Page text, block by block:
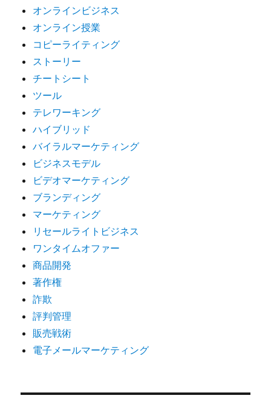
オンラインビジネス
オンライン授業
コピーライティング
ストーリー
チートシート
ツール
テレワーキング
ハイブリッド
バイラルマーケティング
ビジネスモデル
ビデオマーケティング
ブランディング
マーケティング
リセールライトビジネス
ワンタイムオファー
商品開発
著作権
詐欺
評判管理
販売戦術
電子メールマーケティング